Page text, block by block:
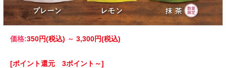
価格:350円(税込) ～ 3,300円(税込)
[ポイント還元 3ポイント～]